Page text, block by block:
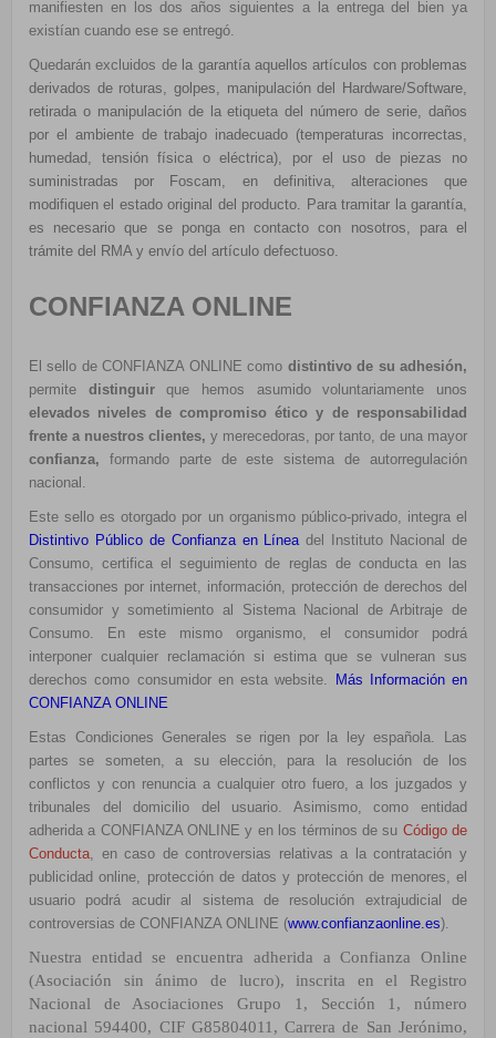
manifiesten en los dos años siguientes a la entrega del bien ya
existían cuando ese se entregó.
Quedarán excluidos dela garantía aquellos artículos con problemas
derivados de roturas, golpes, manipulación del Hardware/Software,
retirada o manipulación de la etiqueta del número de serie, daños
por el ambiente de trabajo inadecuado (temperaturas incorrectas,
humedad, tensión física o eléctrica), por el uso de piezas no
suministradas por Foscam, en definitiva, alteraciones que
modifiquen el estado original del producto. Para tramitar la garantía,
es necesario que se ponga en contacto con nosotros, para el
trámite del RMA y envío del artículo defectuoso.
CONFIANZA ONLINE
El sello de CONFIANZA ONLINE como distintivo de su adhesión,
permite distinguirque hemos asumido voluntariamente unos
elevados niveles de compromiso ético y de responsabilidad
frente a nuestros clientes, y merecedoras, por tanto, de una mayor
confianza, formando parte de este sistema de autorregulación
nacional.
Este sello es otorgado por un organismo público-privado, integra el
Distintivo Público de Confianza en Líneadel Instituto Nacional de
Consumo, certifica el seguimiento de reglas de conducta en las
transacciones por internet, información, protección de derechos del
consumidor y sometimiento al Sistema Nacional de Arbitraje de
Consumo. En este mismo organismo, el consumidor podrá
interponer cualquier reclamación si estima que se vulneran sus
derechos como consumidor en esta website.
Más Información en
CONFIANZA ONLINE
Estas Condiciones Generales se rigen por la ley española. Las
partes se someten, a su elección, para la resolución de los
conflictos y con renuncia a cualquier otro fuero, a los juzgados y
tribunales del domicilio del usuario. Asimismo, como entidad
adherida a CONFIANZA ONLINE y en los términos de su Código de
Conducta, en caso de controversias relativas a la contratación y
publicidad online, protección de datos y protección de menores, el
usuario podrá acudir al sistema de resolución extrajudicial de
controversias de CONFIANZA ONLINE (www.confianzaonline.es).
Nuestra entidad se encuentra adherida a Confianza Online
(Asociación sin ánimo de lucro), inscrita en el
Registro
Nacional de Asociaciones Grupo 1, Sección 1, número
nacional 594400, CIF G85804011, Carrera de San Jerónimo,